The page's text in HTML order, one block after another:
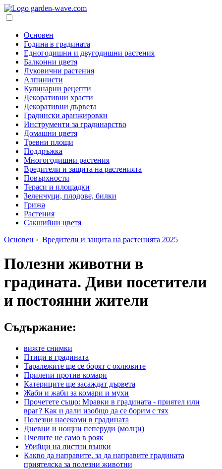
Основен
Година в градината
Едногодишни и двугодишни растения
Балконни цветя
Луковични растения
Алпинисти
Кулинарни рецепти
Декоративни храсти
Декоративни дървета
Градински аранжировки
Инструменти за градинарство
Домашни цветя
Тревни площи
Поддръжка
Многогодишни растения
Вредители и защита на растенията
Повърхности
Тераси и площадки
Зеленчуци, плодове, билки
Грижа
Растения
Сакшийни цветя
Основен › Вредители и защита на растенията 2025
Полезни животни в
градината. Диви посетители
и постоянни жители
Съдържание:
вижте снимки
Птици в градината
Таралежите ще се борят с охлювите
Прилепи против комари
Катериците ще засаждат дървета
Жаби и жаби за комари и мухи
Прочетете също: Мравки в градината - приятел или
враг? Как и дали изобщо да се борим с тях
Полезни насекоми в градината
Дневни и нощни пеперуди (молци)
Пчелите не само в рояк
Убийци на листни въшки
Какво да направите, за да направите градината
приятелска за полезни животни